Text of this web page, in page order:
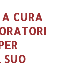
CURA
SUO